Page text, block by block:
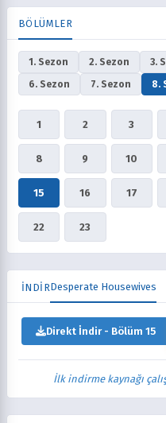
BÖLÜMLER
1. Sezon 2. Sezon 3.
6. Sezon
7. Sezon 8.
1 2 3
8 9 10
15 16 17
22 23
İNDİRDesperate Housewives
Direkt İndir - Bölüm 15
İlk indirme kaynağı